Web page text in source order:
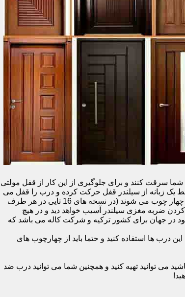
شما سرقت کنند و برای جلوگیری از این کار از قفل مولتی
معنای قفل موقت)فقط یک زبانه از سیلندر قفل حرکت کرده و درب را قفل می
کند و در دو با قفل سویچ (در قفل های 20 تایی )پنج زبانه از قسمت بالای درب،پانزده زبانه هم از قسمت بالا،وسط و پایین قسمت کناری درب وارد چهار چوب می شوند (در نسخه های 16 تایی در هر طرف
کردن ضربه مغزی سیلندر آسیب خواهد دید و در هیچ
در جهان برای کشور ترکیه و شرکت کاله می باشد که
ها استفاده کنید و حتما باید از چهارچوب های
می توانید تهیه کنید و همچنین شما می توانید درب ضد